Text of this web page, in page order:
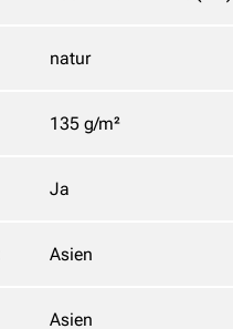
natur
135 g/m²
Ja
Asien
Asien